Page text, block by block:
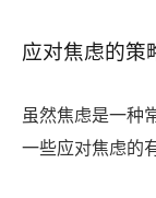
应对焦虑的策
虽然焦虑是一种
一些应对焦虑的